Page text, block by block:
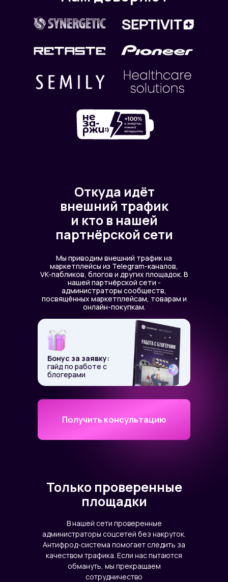
Откуда идёт
внешний трафик
и кто в нашей
партнёрской сети
Мы приводим внешний трафик на
маркетплейсы из Telegram-каналов,
VK-пабликов, блогов и других площадок. В
нашей партнёрской сети -
администраторы сообществ,
посвящённых маркетплейсам, товарам и
онлайн-покупкам.
Бонус за заявку:
гайд по работе с
блогерами
Получить консультацию
Только проверенные
площадки
В нашей сети проверенные
администраторы соцсетей без накруток.
Антифрод-система помогает следить за
качеством трафика. Если нас пытаются
обмануть, мы прекращаем
сотрудничество